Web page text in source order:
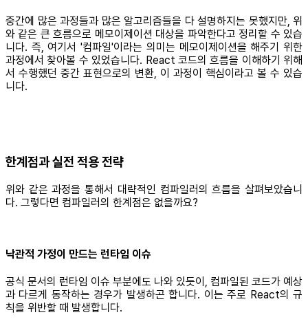
중간에 많은 과정들과 많은 알고리즘들을 다 설명하지는 못했지만, 위
와 같은 큰 흐름으로 메모이제이션 대상을 파악한다고 정리할 수 있습
니다. 즉, 여기서 '컴파일'이라는 의미는 메모이제이션을 해주기 위한
과정에서 찾아볼 수 있었습니다. React 코드의 흐름을 이해하기 위해
서 수행했던 중간 표현으로의 변환, 이 과정이 핵심이라고 볼 수 있습
니다.
한계점과 실전 적용 전략
위와 같은 과정을 통해서 대략적인 컴파일러의 흐름을 살펴보았습니
다. 그렇다면 컴파일러의 한계점은 없을까요?
낙관적 가정이 만드는 런타임 이슈
공식 문서의 런타임 이슈 부분에도 나와 있듯이, 컴파일된 코드가 예상
과 다르게 동작하는 경우가 발생하곤 합니다. 이는 주로 React의 규
칙을 위반할 때 발생합니다.